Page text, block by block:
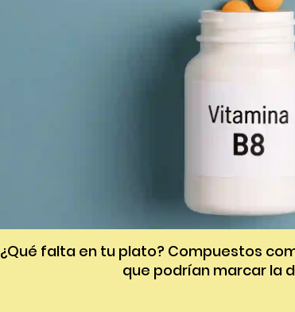
¿Qué falta en tu plato? Compuestos
que podrían marcar la